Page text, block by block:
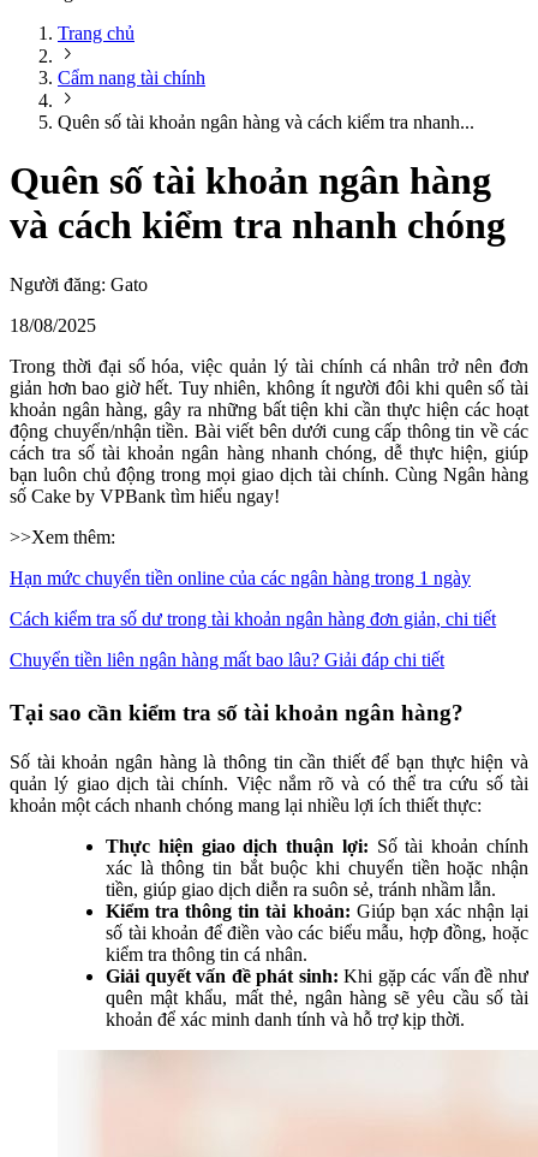
Trang chủ
Cẩm nang tài chính
Quên số tài khoản ngân hàng và cách kiểm tra nhanh...
Quên số tài khoản ngân hàng
và cách kiểm tra nhanh chóng
Người đăng: Gato
18/08/2025
Trong thời đại số hóa, việc quản lý tài chính cá nhân trở nên đơn
giản hơn bao giờ hết. Tuy nhiên, không ít người đôi khi quên số tài
khoản ngân hàng, gây ra những bất tiện khi cần thực hiện các hoạt
động chuyển/nhận tiền. Bài viết bên dưới cung cấp thông tin về các
cách tra số tài khoản ngân hàng nhanh chóng, dễ thực hiện, giúp
bạn luôn chủ động trong mọi giao dịch tài chính. Cùng Ngân hàng
số Cake by VPBank tìm hiểu ngay!
>>Xem thêm:
Hạn mức chuyển tiền online của các ngân hàng trong 1 ngày
Cách kiểm tra số dư trong tài khoản ngân hàng đơn giản, chi tiết
Chuyển tiền liên ngân hàng mất bao lâu? Giải đáp chi tiết
Tại sao cần kiểm tra số tài khoản ngân hàng?
Số tài khoản ngân hàng là thông tin cần thiết để bạn thực hiện và
quản lý giao dịch tài chính. Việc nắm rõ và có thể tra cứu số tài
khoản một cách nhanh chóng mang lại nhiều lợi ích thiết thực:
Thực hiện giao dịch thuận lợi: Số tài khoản chính
xác là thông tin bắt buộc khi chuyển tiền hoặc nhận
tiền, giúp giao dịch diễn ra suôn sẻ, tránh nhầm lẫn.
Kiểm tra thông tin tài khoản: Giúp bạn xác nhận lại
số tài khoản để điền vào các biểu mẫu, hợp đồng, hoặc
kiểm tra thông tin cá nhân.
Giải quyết vấn đề phát sinh:Khi gặp các vấn đề như
quên mật khẩu, mất thẻ, ngân hàng sẽ yêu cầu số tài
khoản để xác minh danh tính và hỗ trợ kịp thời.